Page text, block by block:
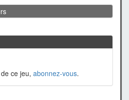
ce jeu, abonnez-vous.